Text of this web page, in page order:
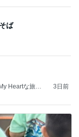
ば
Heartな旅日
3日前